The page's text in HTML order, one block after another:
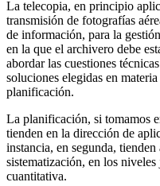
La telecopia, en principio
transmisión de fotografías
de información, para la
en la que el archivero debe
abordar las cuestiones
soluciones elegidas en
planificación.
La planificación, si tomamos
tienden en la dirección de
instancia, en segunda,
sistematización, en los
cuantitativa.